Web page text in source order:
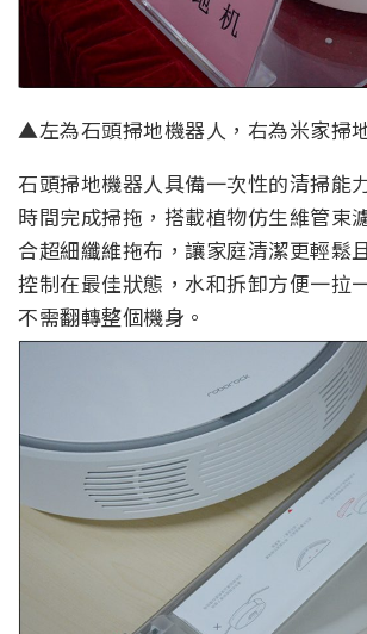
▲左為石頭掃地機器人，右為米家掃
石頭掃地機器人具備一次性的清掃能
時間完成掃拖，搭載植物仿生維管束
合超細纖維拖布，讓家庭清潔更輕鬆
控制在最佳狀態，水和拆卸方便一拉
不需翻轉整個機身。